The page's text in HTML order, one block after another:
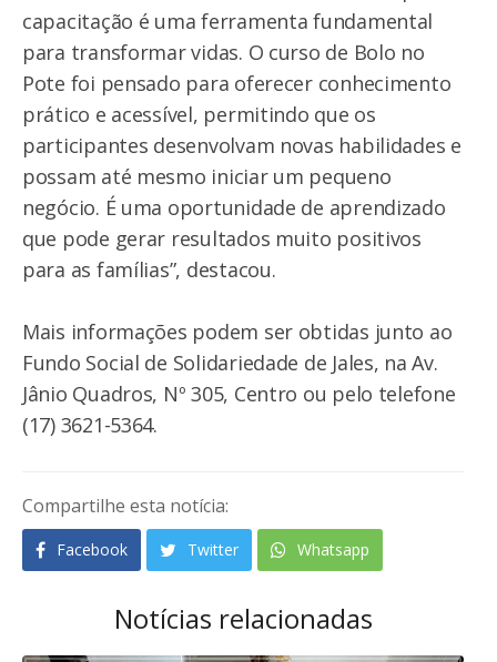
capacitação é uma ferramenta fundamental
para transformar vidas. O curso de Bolo no
Pote foi pensado para oferecer conhecimento
prático e acessível, permitindo que os
participantes desenvolvam novas habilidades e
possam até mesmo iniciar um pequeno
negócio. É uma oportunidade de aprendizado
que pode gerar resultados muito positivos
para as famílias”, destacou.
Mais informações podem ser obtidas junto ao
Fundo Social de Solidariedade de Jales, na Av.
Jânio Quadros, Nº 305, Centro ou pelo telefone
(17) 3621-5364.
Compartilhe esta notícia:
Facebook Twitter Whatsapp
Notícias relacionadas